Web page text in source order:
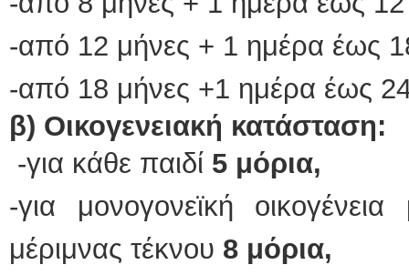
-από 12 μήνες + 1 ημέρα έως
-από 18 μήνες +1 ημέρα έως
β) Οικογενειακή κατάσταση:
-για κάθε παιδί 5 μόρια,
-για μονογονεϊκή
μέριμνας τέκνου 8 μόρια,